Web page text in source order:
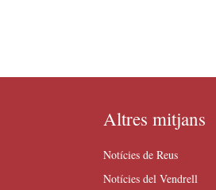
Altres mitjans
Notícies de Reus
Notícies del Vendrell